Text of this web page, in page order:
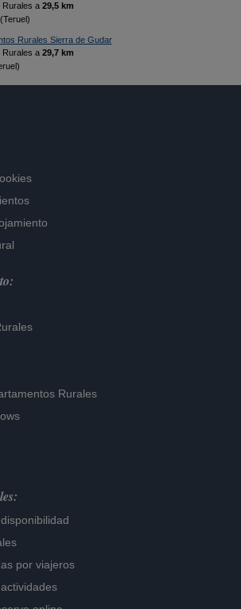
Rurales a 29,5 km
Rurales Sierra de Gudar
Rurales a 29,7 km
Rurales
por viajeros